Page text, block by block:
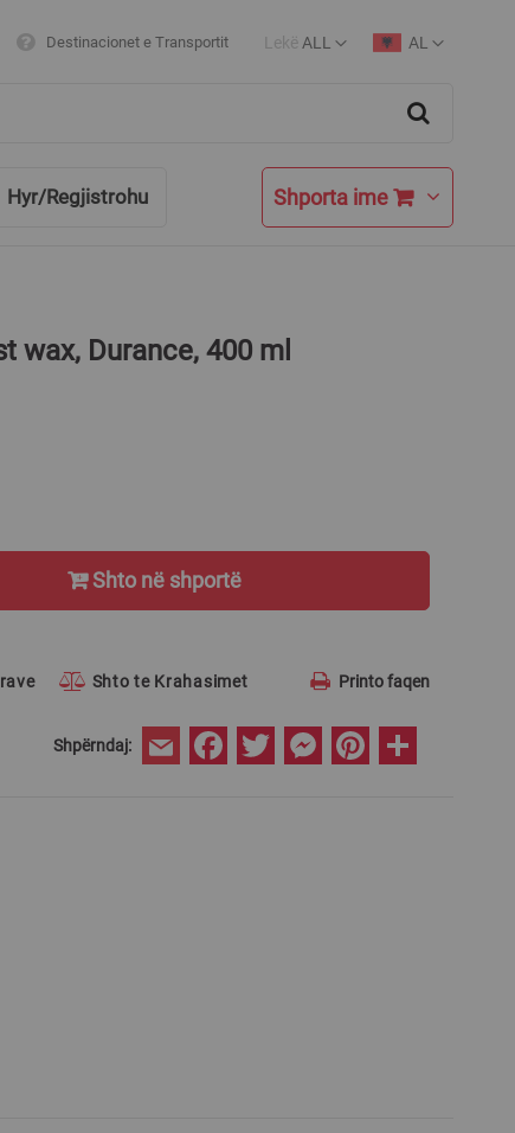
Destinacionet e Transportit
Currency
Lekë ALL
Language
AL
Hyr/Regjistrohu Shporta ime
wax, Durance, 400 ml
Shto në shportë
Shto te Krahasimet Printo faqen
Shpërndaj: Email FacebookTwitter MessengerPinterest